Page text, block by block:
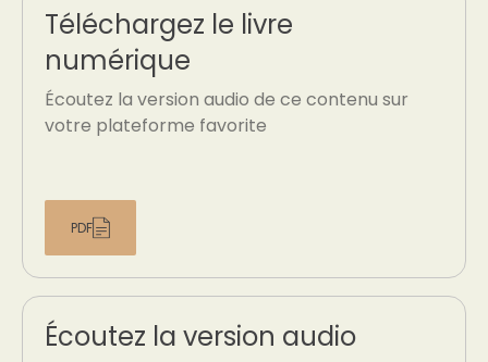
Téléchargez le livre
numérique
Écoutez la version audio de ce contenu sur
votre plateforme favorite
PDF
Écoutez la version audio